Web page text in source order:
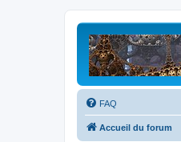
FAQ
Accueil du forum